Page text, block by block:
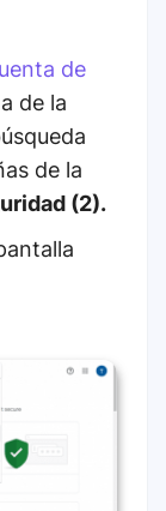
de
de la
de la
(2).